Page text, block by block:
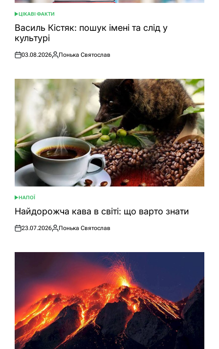
ОПУБЛІКУВАТИ
У
ЦІКАВІ ФАКТИ
Василь Кістяк: пошук імені та слід у
культурі
Оприлюднено
03.08.2026
Опубліковано
Понька Святослав
ОПУБЛІКУВАТИ
У
НАПОЇ
Найдорожча кава в світі: що варто знати
Оприлюднено
23.07.2026
Опубліковано
Понька Святослав